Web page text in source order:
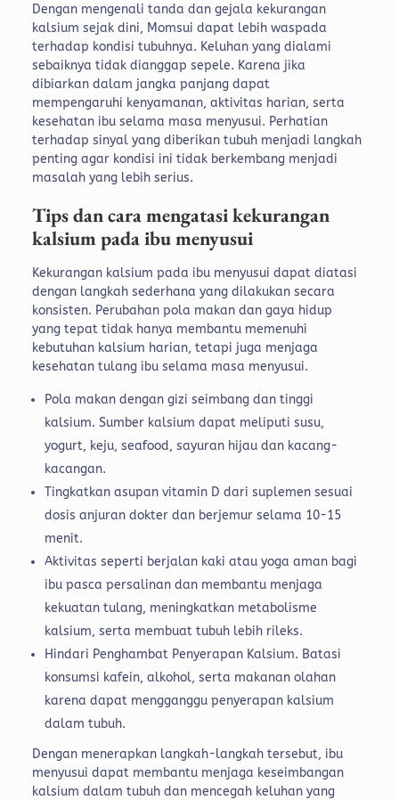
Dengan mengenali tanda dan gejala kekurangan
kalsium sejak dini, Momsui dapat lebih waspada
terhadap kondisi tubuhnya. Keluhan yang dialami
sebaiknya tidak dianggap sepele. Karena jika
dibiarkan dalam jangka panjang dapat
mempengaruhi kenyamanan, aktivitas harian, serta
kesehatan ibu selama masa menyusui. Perhatian
terhadap sinyal yang diberikan tubuh menjadi langkah
penting agar kondisi ini tidak berkembang menjadi
masalah yang lebih serius.
Tips dan cara mengatasi kekurangan
kalsium pada ibu menyusui
Kekurangan kalsium pada ibu menyusui dapat diatasi
dengan langkah sederhana yang dilakukan secara
konsisten. Perubahan pola makan dan gaya hidup
yang tepat tidak hanya membantu memenuhi
kebutuhan kalsium harian, tetapi juga menjaga
kesehatan tulang ibu selama masa menyusui.
Pola makan dengan gizi seimbang dan tinggi
kalsium. Sumber kalsium dapat meliputi susu,
yogurt, keju, seafood, sayuran hijau dan kacang-
kacangan.
Tingkatkan asupan vitamin D dari suplemen sesuai
dosis anjuran dokter dan berjemur selama 10-15
menit.
Aktivitas seperti berjalan kaki atau yoga aman bagi
ibu pasca persalinan dan membantu menjaga
kekuatan tulang, meningkatkan metabolisme
kalsium, serta membuat tubuh lebih rileks.
Hindari Penghambat Penyerapan Kalsium. Batasi
konsumsi kafein, alkohol, serta makanan olahan
karena dapat mengganggu penyerapan kalsium
dalam tubuh.
Dengan menerapkan langkah-langkah tersebut, ibu
menyusui dapat membantu menjaga keseimbangan
kalsium dalam tubuh dan mencegah keluhan yang